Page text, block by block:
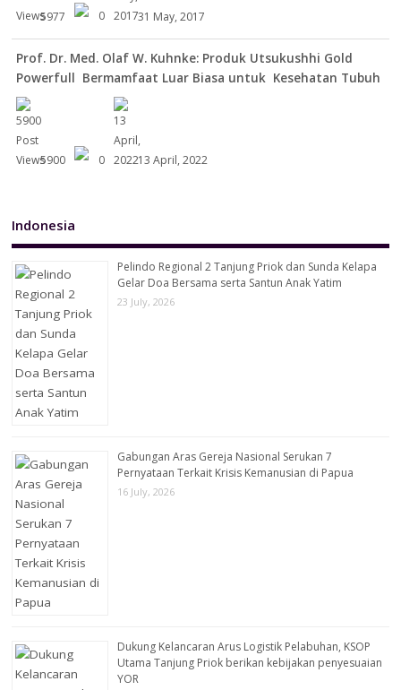
5977 0 31 May, 2017
Prof. Dr. Med. Olaf W. Kuhnke: Produk Utsukushhi Gold
Powerfull Bermamfaat Luar Biasa untuk Kesehatan Tubuh
5900 0 13 April, 2022
Indonesia
Pelindo Regional 2 Tanjung Priok dan Sunda Kelapa
Gelar Doa Bersama serta Santun Anak Yatim
23 July, 2026
Gabungan Aras Gereja Nasional Serukan 7
Pernyataan Terkait Krisis Kemanusian di Papua
16 July, 2026
Dukung Kelancaran Arus Logistik Pelabuhan, KSOP
Utama Tanjung Priok berikan kebijakan penyesuaian
YOR